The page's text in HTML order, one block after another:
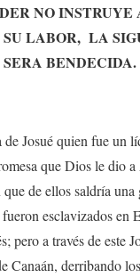
NO INSTRUYE
LABOR, LA
BENDECIDA.
de Josué quien fue un
que Dios le dio
de ellos saldría
fueron esclavizados en
pero a través de este
Canaán, derribando